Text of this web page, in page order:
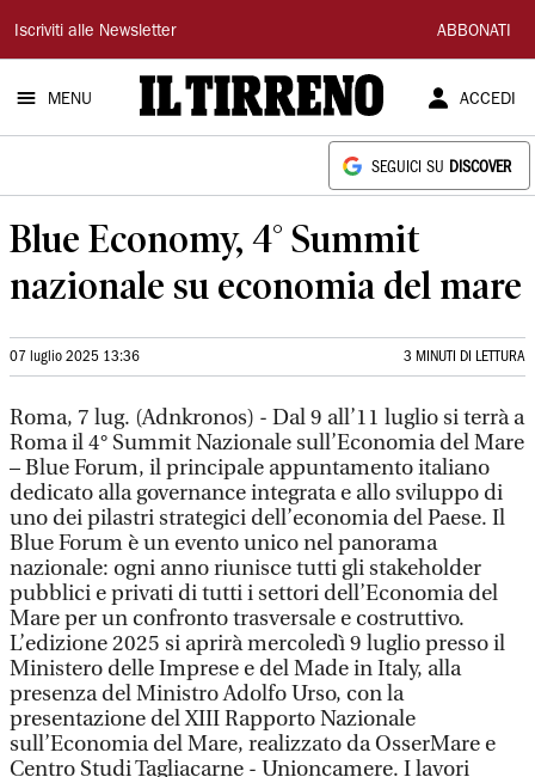
Il
Tirreno
Iscriviti alle Newsletter ABBONATI
MENU ACCEDI
SEGUICI SU DISCOVER
Blue Economy, 4° Summit
nazionale su economia del mare
07 luglio 2025 13:36 3 MINUTI DI LETTURA
Roma, 7 lug. (Adnkronos) - Dal 9 all’11 luglio si terrà a
Roma il 4° Summit Nazionale sull’Economia del Mare
– Blue Forum, il principale appuntamento italiano
dedicato alla governance integrata e allo sviluppo di
uno dei pilastri strategici dell’economia del Paese. Il
Blue Forum è un evento unico nel panorama
nazionale: ogni anno riunisce tutti gli stakeholder
pubblici e privati di tutti i settori dell’Economia del
Mare per un confronto trasversale e costruttivo.
L’edizione 2025 si aprirà mercoledì 9 luglio presso il
Ministero delle Imprese e del Made in Italy, alla
presenza del Ministro Adolfo Urso, con la
presentazione del XIII Rapporto Nazionale
sull’Economia del Mare, realizzato da OsserMare e
Centro Studi Tagliacarne - Unioncamere. I lavori